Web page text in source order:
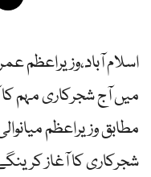
اسلام آباد،وزیراعظم
میں آج شجرکاری مہم
مطابق وزیراعظم
شجرکاری کا آغاز